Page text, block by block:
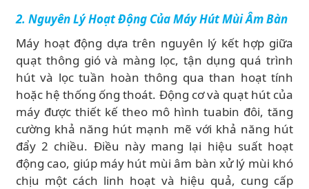
2. Nguyên Lý Hoạt Động Của Máy Hút Mùi Âm Bàn
Máy hoạt động dựa trên nguyên lý kết hợp giữa
quạt thông gió và màng lọc, tận dụng quá trình
hút và lọc tuần hoàn thông qua than hoạt tính
hoặc hệ thống ống thoát. Động cơ và quạt hút của
máy được thiết kế theo mô hình tuabin đôi, tăng
cường khả năng hút mạnh mẽ với khả năng hút
đẩy 2 chiều. Điều này mang lại hiệu suất hoạt
động cao, giúp máy hút mùi âm bàn xử lý mùi khó
chịu một cách linh hoạt và hiệu quả, cung cấp